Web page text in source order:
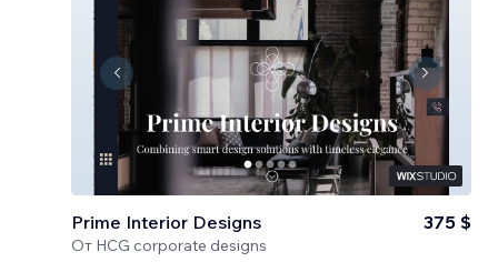
Prime Interior Designs
От HCG corporate designs
375 $